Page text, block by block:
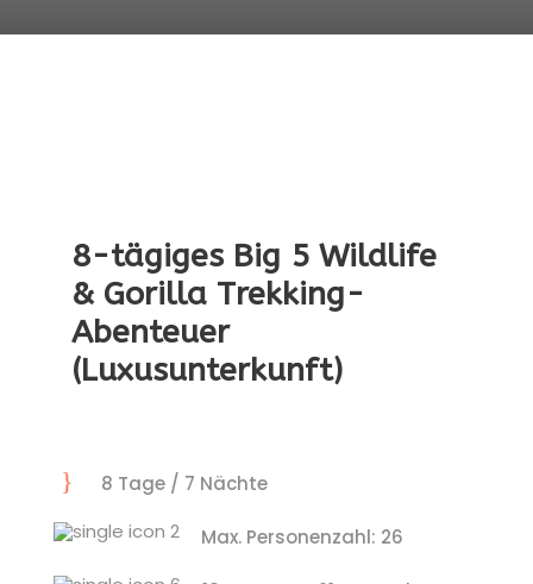
8-tägiges Big 5 Wildlife
& Gorilla Trekking-
Abenteuer
(Luxusunterkunft)
8 Tage / 7 Nächte
Max. Personenzahl: 26